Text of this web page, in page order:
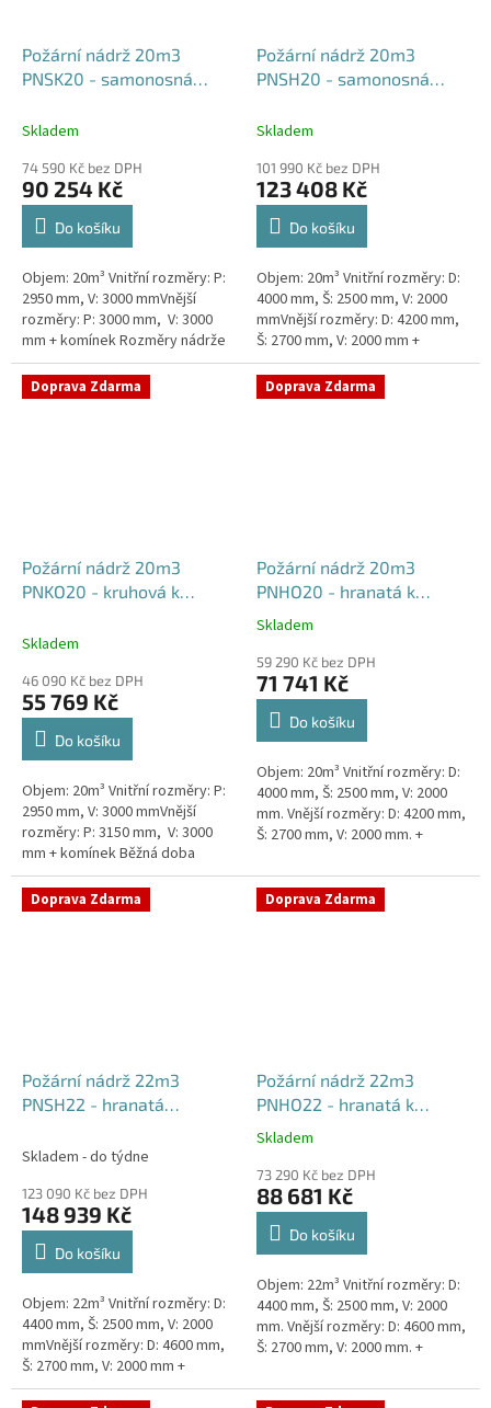
Požární nádrž 20m3
PNSK20 - samonosná
Skladem
74 590 Kč bez DPH
90 254 Kč
Do košíku
Objem: 20m³ Vnitřní rozměry: P:
2950 mm, V: 3000 mmVnější
rozměry: P: 3000 mm, V: 3000
mm + komínek Rozměry nádrže
možno jakkoliv upravit -
vyrobíme nádrž na míru!Nádrž...
Požární nádrž 20m3
PNSH20 - samonosná
Skladem
101 990 Kč bez DPH
123 408 Kč
Do košíku
Objem: 20m³ Vnitřní rozměry: D:
4000 mm, Š: 2500 mm, V: 2000
mmVnější rozměry: D: 4200 mm,
Š: 2700 mm, V: 2000 mm +
komínek Běžná doba dodání 2-3
týdny od objednávky. Rozměry...
Doprava Zdarma
Požární nádrž 20m3
PNKO20 - kruhová k
Skladem
46 090 Kč bez DPH
55 769 Kč
Do košíku
Objem: 20m³ Vnitřní rozměry: P:
2950 mm, V: 3000 mmVnější
rozměry: P: 3150 mm, V: 3000
mm + komínek Běžná doba
dodání 2-3 týdny od objednávky.
Rozměry nádrže možno...
Doprava Zdarma
Požární nádrž 20m3
PNHO20 - hranatá k
obetonování
Průměrné
produktu
je
5,0
hvězdiček.
Skladem
59 290 Kč bez DPH
71 741 Kč
Do košíku
Objem: 20m³ Vnitřní rozměry: D:
4000 mm, Š: 2500 mm, V: 2000
mm. Vnější rozměry: D: 4200 mm,
Š: 2700 mm, V: 2000 mm. +
týdny od objednávky....
Doprava Zdarma
Požární nádrž 22m3
PNSH22 - hranatá
Skladem - do týdne
123 090 Kč bez DPH
148 939 Kč
Do košíku
Objem: 22m³ Vnitřní rozměry: D:
4400 mm, Š: 2500 mm, V: 2000
mmVnější rozměry: D: 4600 mm,
Š: 2700 mm, V: 2000 mm +
komínek Běžná doba dodání 2-3
Doprava Zdarma
Požární nádrž 22m3
PNHO22 - hranatá k
obetonování
Průměrné
produktu
je
5,0
hvězdiček.
Skladem
73 290 Kč bez DPH
88 681 Kč
Do košíku
Objem: 22m³ Vnitřní rozměry: D:
4400 mm, Š: 2500 mm, V: 2000
mm. Vnější rozměry: D: 4600 mm,
Š: 2700 mm, V: 2000 mm. +
týdny od objednávky....